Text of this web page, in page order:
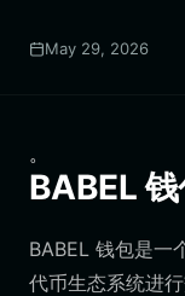
May 29, 2026
。
BABEL
BABEL 钱包是一
代币生态系统进